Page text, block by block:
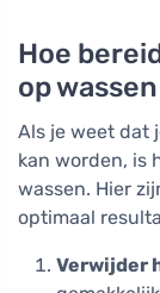
Hoe
op
Als je weet dat
kan worden, is
wassen. Hier
optimaal
Verwijder